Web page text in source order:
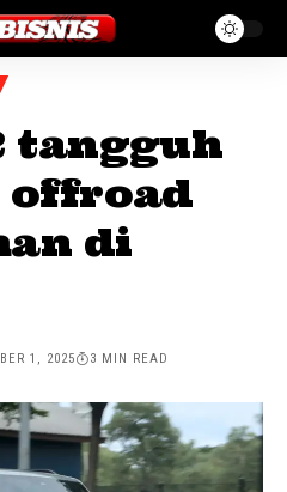
tangguh
offroad
di
1, 2025 3 MIN READ